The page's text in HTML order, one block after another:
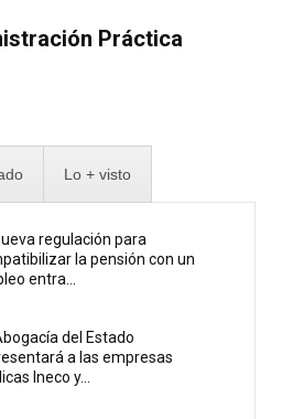
Práctica
Lo + visto
regulación para
la pensión con un
entra...
del Estado
a las empresas
Ineco y...